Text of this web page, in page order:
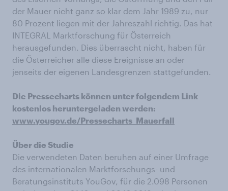
der Mauer nicht ganz so klar dem Jahr 1989 zu, nur
80 Prozent liegen mit der Jahreszahl richtig. Das hat
INTEGRAL Marktforschung für Österreich
herausgefunden. Dies überrascht nicht, haben für
die Österreicher alle diese Ereignisse an oder
jenseits der eigenen Landesgrenzen stattgefunden.
Die Pressecharts können unter folgendem Link
kostenlos heruntergeladen werden:
www.yougov.de/Pressecharts_Mauerfall
Über die Studie
Die verwendeten Daten beruhen auf einer Umfrage
des internationalen Marktforschungs- und
Beratungsinstituts YouGov, für die 2.098 Personen